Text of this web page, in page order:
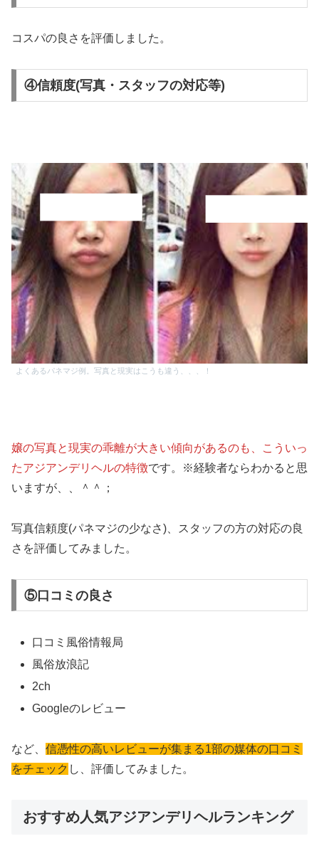
コスパの良さを評価しました。
④信頼度(写真・スタッフの対応等)
よくあるパネマジ例。写真と現実はこうも違う、、、！
嬢の写真と現実の乖離が大きい傾向があるのも、こういっ
たアジアンデリヘルの特徴です。※経験者ならわかると思
いますが、、＾＾；
写真信頼度(パネマジの少なさ)、スタッフの方の対応の良
さを評価してみました。
⑤口コミの良さ
口コミ風俗情報局
風俗放浪記
2ch
Googleのレビュー
など、 信憑性の高いレビューが集まる1部の媒体の口コミ
をチェック し、評価してみました。
おすすめ人気アジアンデリヘルランキング